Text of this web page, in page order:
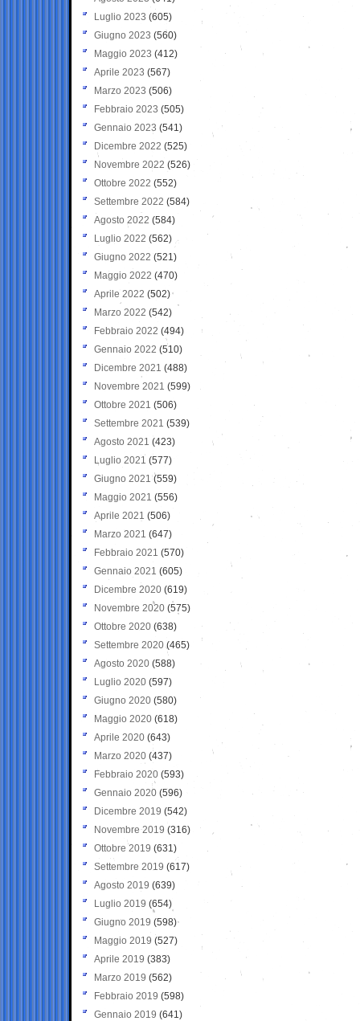
Luglio 2023 (605)
Giugno 2023 (560)
Maggio 2023 (412)
Aprile 2023 (567)
Marzo 2023 (506)
Febbraio 2023 (505)
Gennaio 2023 (541)
Dicembre 2022 (525)
Novembre 2022 (526)
Ottobre 2022 (552)
Settembre 2022 (584)
Agosto 2022 (584)
Luglio 2022 (562)
Giugno 2022 (521)
Maggio 2022 (470)
Aprile 2022 (502)
Marzo 2022 (542)
Febbraio 2022 (494)
Gennaio 2022 (510)
Dicembre 2021 (488)
Novembre 2021 (599)
Ottobre 2021 (506)
Settembre 2021 (539)
Agosto 2021 (423)
Luglio 2021 (577)
Giugno 2021(559)
Maggio 2021 (556)
Aprile 2021 (506)
Marzo 2021 (647)
Febbraio 2021 (570)
Gennaio 2021 (605)
Dicembre 2020 (619)
Novembre 2020 (575)
Ottobre 2020 (638)
Settembre 2020(465)
Agosto 2020 (588)
Luglio 2020 (597)
Giugno 2020 (580)
Maggio 2020 (618)
Aprile 2020 (643)
Marzo 2020 (437)
Febbraio 2020 (593)
Gennaio 2020 (596)
Dicembre 2019 (542)
Novembre 2019 (316)
Ottobre 2019 (631)
Settembre 2019 (617)
Agosto 2019 (639)
Luglio 2019 (654)
Giugno 2019 (598)
Maggio 2019 (527)
Aprile 2019 (383)
Marzo 2019 (562)
Febbraio 2019 (598)
Gennaio 2019 (641)